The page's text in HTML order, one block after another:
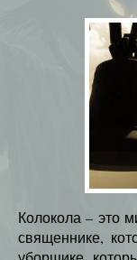
Колокола – это
священнике,